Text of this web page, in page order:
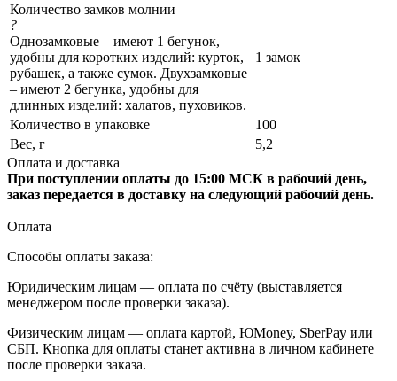
Количество замков молнии
?
Однозамковые – имеют 1 бегунок,
удобны для коротких изделий: курток,
рубашек, а также сумок. Двухзамковые
– имеют 2 бегунка, удобны для
длинных изделий: халатов, пуховиков.
1 замок
Количество в упаковке
100
Вес, г
5,2
Оплата и доставка
При поступлении оплаты до 15:00 МСК в рабочий день,
заказ передается в доставку на следующий рабочий день.
Оплата
Способы оплаты заказа:
Юридическим лицам — оплата по счёту (выставляется
менеджером после проверки заказа).
Физическим лицам — оплата картой, ЮMoney, SberPay или
СБП. Кнопка для оплаты станет активна в личном кабинете
после проверки заказа.